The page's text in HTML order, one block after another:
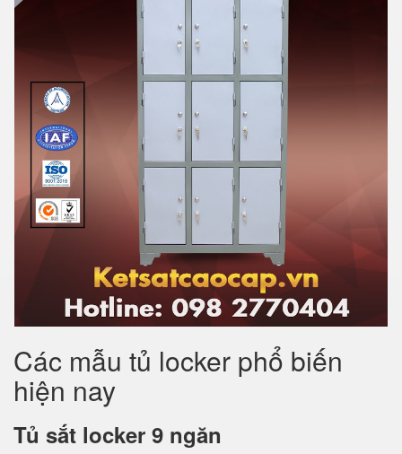
Các mẫu tủ locker phổ biến
hiện nay
Tủ sắt locker 9 ngăn